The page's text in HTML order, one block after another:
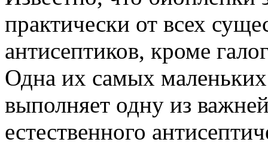
практически от всех
антисептиков, кроме
Одна их самых маленьких
выполняет одну из
естественного